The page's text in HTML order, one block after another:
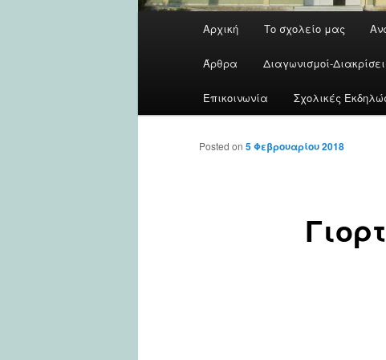
Αρχική Το σχολείο μας
Άρθρα Διαγωνισμοί-
Επικοινωνία Σχολικές
Posted on 5 Φεβρουαρίου 2018